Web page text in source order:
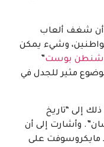
أن شغف ألعاب
وشيء يمكن
بوست”
مثير للجدل في
إلى “تاريخ
وأشارت إلى أن
مايكروسوفت على